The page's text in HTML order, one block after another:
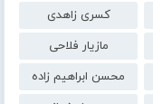
کسری زاهدی
مازیار فلاحی
محسن ابراهیم زاده